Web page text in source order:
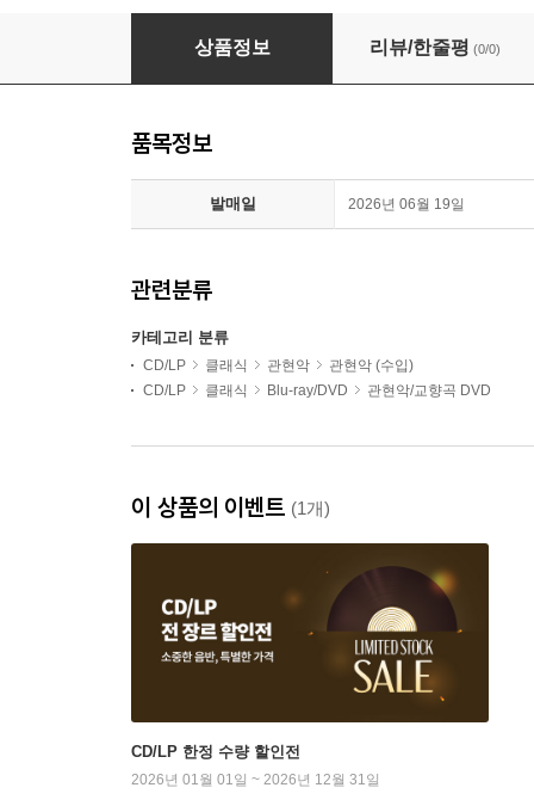
Andre Rieu (앙드레 류) - Romantic Moments
상품정보 리뷰/한줄평 (0/0)
품목정보
발매일 2026년 06월 19일
관련분류
카테고리 분류
CD/LP 클래식 관현악
관현악 (수입)
CD/LP
클래식 Blu-ray/DVD 관현악/교향곡 DVD
이 상품의 이벤트 (1개)
CD/LP 한정 수량 할인전
2026년 01월 01일 ~ 2026년 12월 31일